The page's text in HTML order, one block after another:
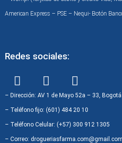
American Express – PSE – Nequi- Botón
Redes sociales:
F
a
c
e
b
o
I
n
s
t
a
g
W
h
a
t
s
a
– Dirección: AV 1 de Mayo 52a – 33, Bogotá
– Teléfono fijo: (601) 484 20 10
– Teléfono Celular: (+57) 300 912 1305
– Correo: drogueriasfarma.com@gmail.com